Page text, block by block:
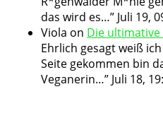
das wird es…” Juli 19,
Viola on Die ultimative
Ehrlich gesagt weiß
Seite gekommen bin
Veganerin…” Juli 18,